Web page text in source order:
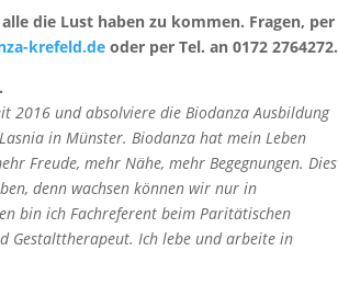
die Lust haben zu kommen. Fragen, per
krefeld.de oder per Tel. an 0172 2764272.
2016 und absolviere die Biodanza Ausbildung
in Münster. Biodanza hat mein Leben
Freude, mehr Nähe, mehr Begegnungen. Dies
denn wachsen können wir nur in
bin ich Fachreferent beim Paritätischen
Gestalttherapeut. Ich lebe und arbeite in